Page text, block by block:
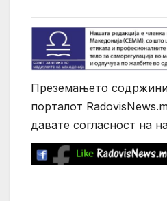
Преземањето
порталот
давате согласност на